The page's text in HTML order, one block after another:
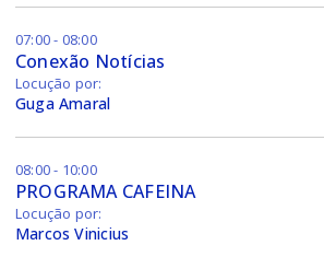
07:00 - 08:00
Conexão Notícias
Locução por:
Guga Amaral
08:00 - 10:00
PROGRAMA CAFEINA
Locução por:
Marcos Vinicius